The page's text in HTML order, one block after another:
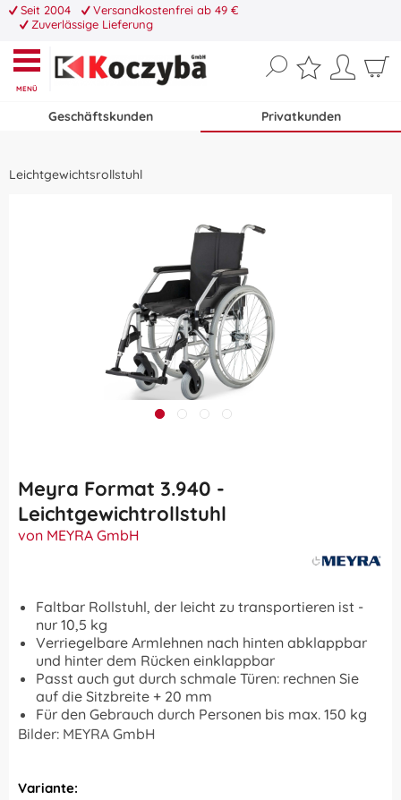
Seit 2004
Versandkostenfrei ab 49 €
Zuverlässige Lieferung
MENÜ
Geschäftskunden Privatkunden
Leichtgewichtsrollstuhl
Meyra Format 3.940 -
Leichtgewichtrollstuhl
von MEYRA GmbH
Faltbar Rollstuhl, der leicht zu transportieren ist -
nur 10,5 kg
Verriegelbare Armlehnen nach hinten abklappbar
und hinter dem Rücken einklappbar
Passt auch gut durch schmale Türen: rechnen Sie
auf die Sitzbreite + 20 mm
Für den Gebrauch durch Personen bis max. 150 kg
Bilder: MEYRA GmbH
Variante: